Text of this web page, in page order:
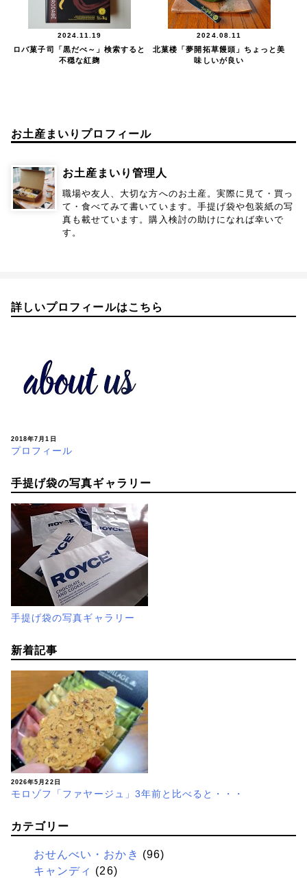
2024.11.19
ロバ菓子司「黒だべ～」検索すると
不穏な紅麹
2024.08.11
北菓楼「夢開拓草饅頭」ちょっと美
味しいが良い
お土産まいりプロフィール
お土産まいり管理人
職場や友人、大切な方へのお土産。実際に見て・買っ
て・食べてみて書いています。手提げ袋や包装紙の写
真も載せています。購入検討の助けになれば幸いで
す。
詳しいプロフィールはこちら
2018年7月1日
プロフィール
手提げ袋の写真ギャラリー
手提げ袋の写真ギャラリー
新着記事
2026年5月22日
モロゾフ「ファヤージュ」3年前と比べると・・・
カテゴリー
おせんべい・おかき (96)
キャンディ (26)